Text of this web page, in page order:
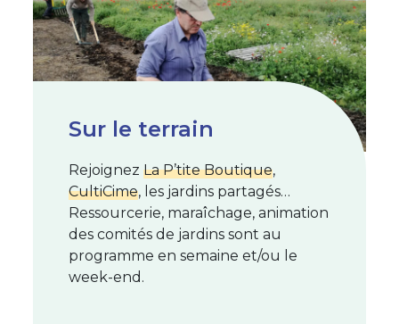
Sur le terrain
Rejoignez La P’tite Boutique,
CultiCime, les jardins partagés…
Ressourcerie, maraîchage, animation
des comités de jardins sont au
programme en semaine et/ou le
week-end.